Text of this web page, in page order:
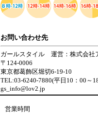
お問い合わせ先
ガールスタイル 運営：株式会社
〒124-0006
東京都葛飾区堀切6-19-10
TEL:03-6240-7880(平日10：00～
gs_info@lov2.jp
営業時間